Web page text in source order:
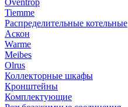
Oventrop
Tiemme
Распределительные котельные
Аскон
Warme
Meibes
Olrus
Коллекторные шкафы
Кронштейны
Комплектующие